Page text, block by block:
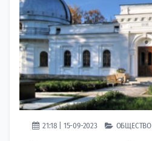
21:18 | 15-09-2023 ОБЩЕСТВО